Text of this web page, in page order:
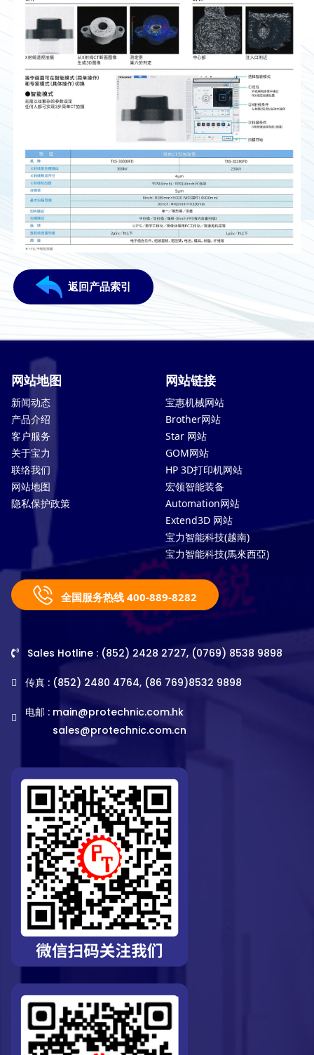
返回产品索引
网站地图
新闻动态
产品介绍
客户服务
关于宝力
联络我们
网站地图
隐私保护政策
网站链接
宝惠机械网站
Brother网站
Star 网站
GOM网站
HP 3D打印机网站
宏领智能装备
Automation网站
Extend3D 网站
宝力智能科技(越南)
宝力智能科技(馬來西亞)
全国服务热线 400-889-8282
Sales Hotline : (852) 2428 2727, (0769) 8538 9898
传真 : (852) 2480 4764, (86 769)8532 9898
电邮 : main@protechnic.com.hk
sales@protechnic.com.cn